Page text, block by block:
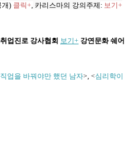
개) 클릭+, 카리스마의 강의주제 : 보기+
취업진로 강사협회 보기+ 강연문화 쉐어
업을 바꿔야만 했던 남자>, <심리학이